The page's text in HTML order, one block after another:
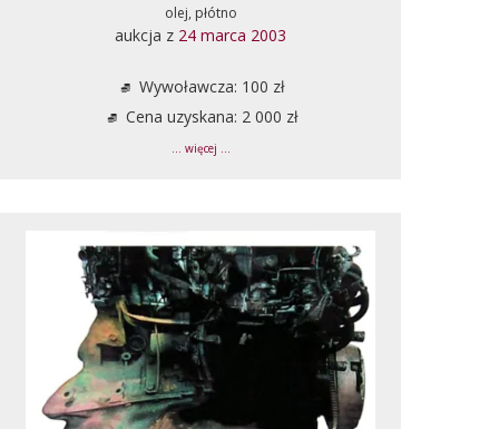
olej, płótno
aukcja z 24 marca 2003
Wywoławcza: 100 zł
Cena uzyskana: 2 000 zł
... więcej ...